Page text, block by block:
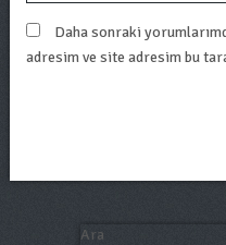
Daha sonraki
adresim ve site adresim bu
Ara